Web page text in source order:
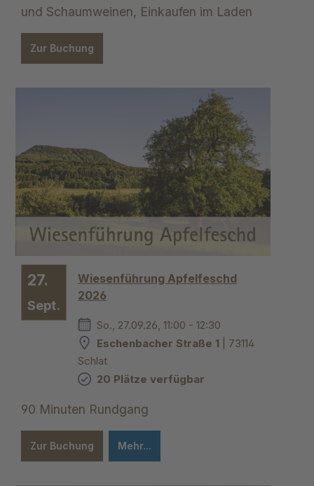
und Schaumweinen, Einkaufen im Laden
Zur Buchung
27.
Sept.
Wiesenführung Apfelfeschd
2026
So., 27.09.26, 11:00 - 12:30
Eschenbacher Straße 1 | 73114
Schlat
20 Plätze verfügbar
90 Minuten Rundgang
Zur Buchung Mehr...